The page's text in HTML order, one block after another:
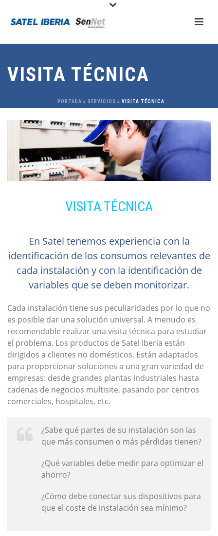
VISITA TÉCNICA
PORTADA » SERVICIOS » VISITA TÉCNICA
VISITA TÉCNICA
En Satel tenemos experiencia con la
identificación de los consumos relevantes de
cada instalación y con la identificación de
variables que se deben monitorizar.
Cada instalación tiene sus peculiaridades por lo que no
es posible dar una solución universal. A menudo es
recomendable realizar una visita técnica para estudiar
el problema. Los productos de Satel Iberia están
dirigidos a clientes no domésticos. Están adaptados
para proporcionar soluciones a una gran variedad de
empresas: desde grandes plantas industriales hasta
cadenas de negocios multisite, pasando por centros
comerciales, hospitales, etc.
¿Sabe qué partes de su instalación son las
que más consumen o más pérdidas tienen?
¿Qué variables debe medir para optimizar el
ahorro?
¿Cómo debe conectar sus dispositivos para
que el coste de instalación sea mínimo?